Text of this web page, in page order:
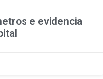
e evidencia